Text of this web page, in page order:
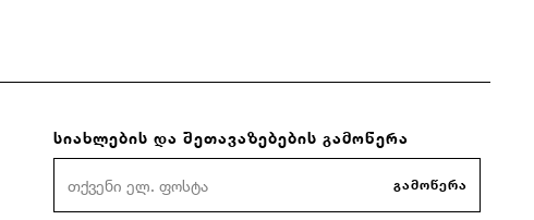
სიახლების და შეთავაზებების გამოწერა
გამოწერა